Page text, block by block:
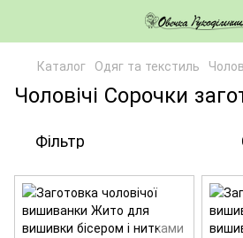
Каталог Одяг та текстиль
Чоловічі Сорочки
Фільтр